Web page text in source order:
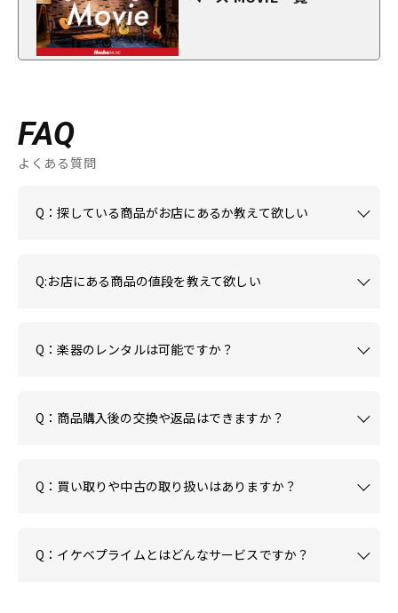
FAQ
よくある質問
Q：探している商品がお店にあるか教えて欲しい
Q:お店にある商品の値段を教えて欲しい
Q：楽器のレンタルは可能ですか？
Q：商品購入後の交換や返品はできますか？
Q：買い取りや中古の取り扱いはありますか？
Q：イケベプライムとはどんなサービスですか？